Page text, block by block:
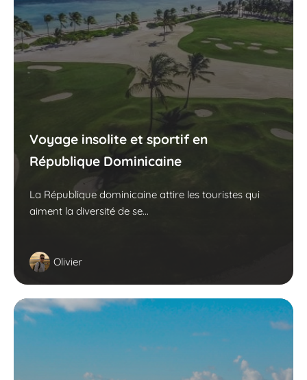
Voyage insolite et sportif en
République Dominicaine
La République dominicaine attire les touristes qui
aiment la diversité de se...
Olivier